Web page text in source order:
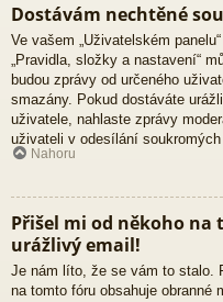
Dostávám nechtěné
Ve vašem „Uživatelském
„Pravidla, složky a nastavení“
budou zprávy od určeného
smazány. Pokud dostáváte
uživatele, nahlaste zprávy
uživateli v odesílání soukromých
Nahoru
Přišel mi od někoho
urážlivý email!
Je nám líto, že se vám to stalo.
na tomto fóru obsahuje obranné